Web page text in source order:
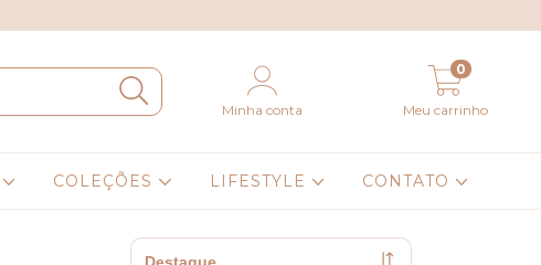
Minha conta Meu carrinho
0
COLEÇÕES LIFESTYLE CONTATO